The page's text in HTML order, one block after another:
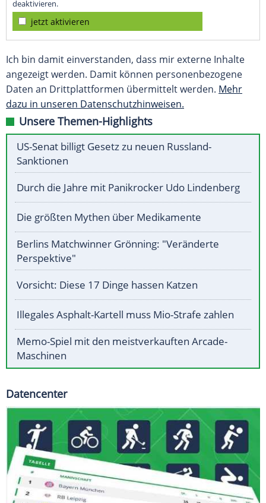
deaktivieren.
jetzt aktivieren
Ich bin damit einverstanden, dass mir externe Inhalte
angezeigt werden. Damit können personenbezogene
Daten an Drittplattformen übermittelt werden. Mehr
dazu in unseren Datenschutzhinweisen.
Unsere Themen-Highlights
US-Senat billigt Gesetz zu neuen Russland-
Sanktionen
Durch die Jahre mit Panikrocker Udo Lindenberg
Die größten Mythen über Medikamente
Berlins Matchwinner Grönning: "Veränderte
Perspektive"
Vorsicht: Diese 17 Dinge hassen Katzen
Illegales Asphalt-Kartell muss Mio-Strafe zahlen
Memo-Spiel mit den meistverkauften Arcade-
Maschinen
Datencenter